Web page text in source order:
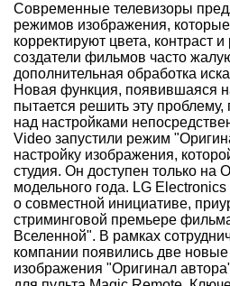
Современные телевизоры
режимов изображения,
корректируют цвета, контраст
создатели фильмов часто
дополнительная обработка
Новая функция, появившаяся
пытается решить эту
над настройками
Video запустили режим
настройку изображения,
студия. Он доступен только на
модельного года. LG
о совместной инициативе,
стриминговой премьере
Вселенной". В рамках
компании появились две
изображения "Оригинал